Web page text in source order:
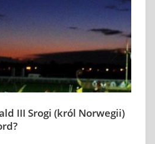
III Srogi (król Norwegii)